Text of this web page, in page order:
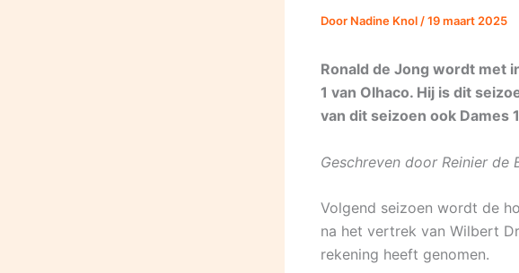
Door Nadine Knol /19 maart 2025
Ronald de Jong wordt met
1 van Olhaco. Hij is dit
van dit seizoen ook Dames
Geschreven door Reinier de
Volgend seizoen wordt de
na het vertrek van Wilbert
rekening heeft genomen.